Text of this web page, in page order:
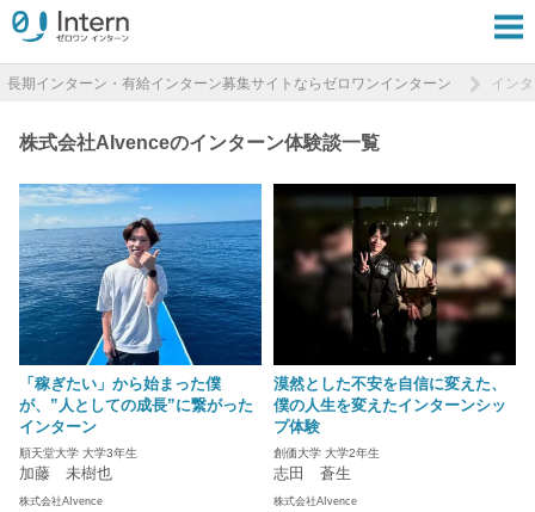
長期インターン・有給インターン募集サイトならゼロワンインターン イン
株式会社AIvenceのインターン体験談一覧
「稼ぎたい」から始まった僕
が、”人としての成長”に繋がった
インターン
順天堂大学 大学3年生
加藤 未樹也
株式会社AIvence
漠然とした不安を自信に変えた、
僕の人生を変えたインターンシッ
プ体験
創価大学 大学2年生
志田 蒼生
株式会社AIvence